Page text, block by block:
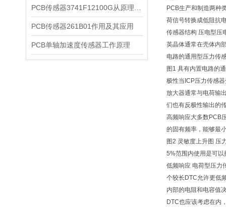
PCB传感器261B01作用及其应用
PCB单轴加速度传感器工作原理
PCB生产和制造两种
荷信号转换成低阻抗
传感器结构 压电型压
英晶体通常在壳体内
电路的通用型压力传
图1 具有内置电路的
极性当ICP压力传感
放大器通常与电荷输
们也有反极性输出的
高频响应大多数PCB
的固有频率，能够最
图2 灵敏度上升图 压
5%范围内使用是可
低频响应 电荷型压力
个较长DTC允许更低
内部的电阻和电容值
DTC也应该考虑在内